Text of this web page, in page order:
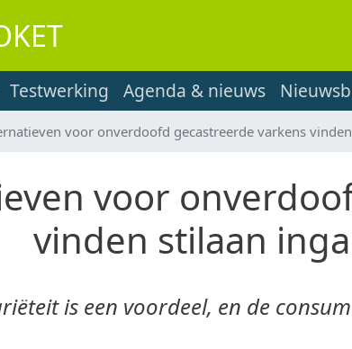
Testwerking Agenda & nieuws
voor onverdoofd gecastreerde varkens
voor
vinden stilaan
is een voordeel, en de